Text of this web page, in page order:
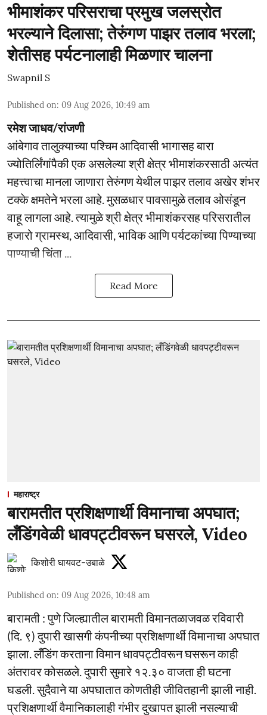
भीमाशंकर परिसराचा प्रमुख जलस्रोत
भरल्याने दिलासा; तेरुंगण पाझर तलाव भरला;
शेतीसह पर्यटनालाही मिळणार चालना
Swapnil S
Published on: 09 Aug 2026, 10:49 am
रमेश जाधव/रांजणी
आंबेगाव तालुक्याच्या पश्चिम आदिवासी भागासह बारा
ज्योतिर्लिंगांपैकी एक असलेल्या श्री क्षेत्र भीमाशंकरसाठी अत्यंत
महत्त्वाचा मानला जाणारा तेरुंगण येथील पाझर तलाव अखेर शंभर
टक्के क्षमतेने भरला आहे. मुसळधार पावसामुळे तलाव ओसंडून
वाहू लागला आहे. त्यामुळे श्री क्षेत्र भीमाशंकरसह परिसरातील
हजारो ग्रामस्थ, आदिवासी, भाविक आणि पर्यटकांच्या पिण्याच्या
पाण्याची चिंता ...
Read More
महाराष्ट्र
बारामतीत प्रशिक्षणार्थी विमानाचा अपघात;
लँडिंगवेळी धावपट्टीवरून घसरले, Video
किशोरी घायवट-उबाळे
Published on: 09 Aug 2026, 10:48 am
बारामती : पुणे जिल्ह्यातील बारामती विमानतळाजवळ रविवारी
(दि. ९) दुपारी खासगी कंपनीच्या प्रशिक्षणार्थी विमानाचा अपघात
झाला. लँडिंग करताना विमान धावपट्टीवरून घसरून काही
अंतरावर कोसळले. दुपारी सुमारे १२.३० वाजता ही घटना
घडली. सुदैवाने या अपघातात कोणतीही जीवितहानी झाली नाही.
प्रशिक्षणार्थी वैमानिकालाही गंभीर दुखापत झाली नसल्याची